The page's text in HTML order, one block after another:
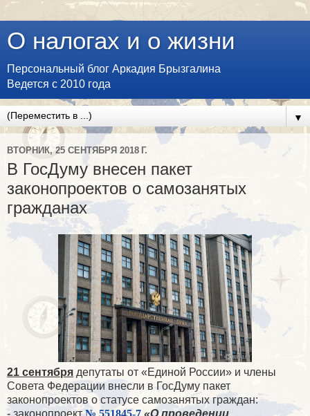
О налогах и о жизни
Персональный блог Аркадия Брызгалина
Ведется с 2010 года
▼
ВТОРНИК, 25 СЕНТЯБРЯ 2018 Г.
В ГосДуму внесен пакет
законопроектов о самозанятых
гражданах
21 сентября депутаты от «Единой России» и члены
Совета Федерации внесли в ГосДуму пакет
законопроектов о статусе самозанятых граждан:
- законопроект№ 551845-7 «О проведении